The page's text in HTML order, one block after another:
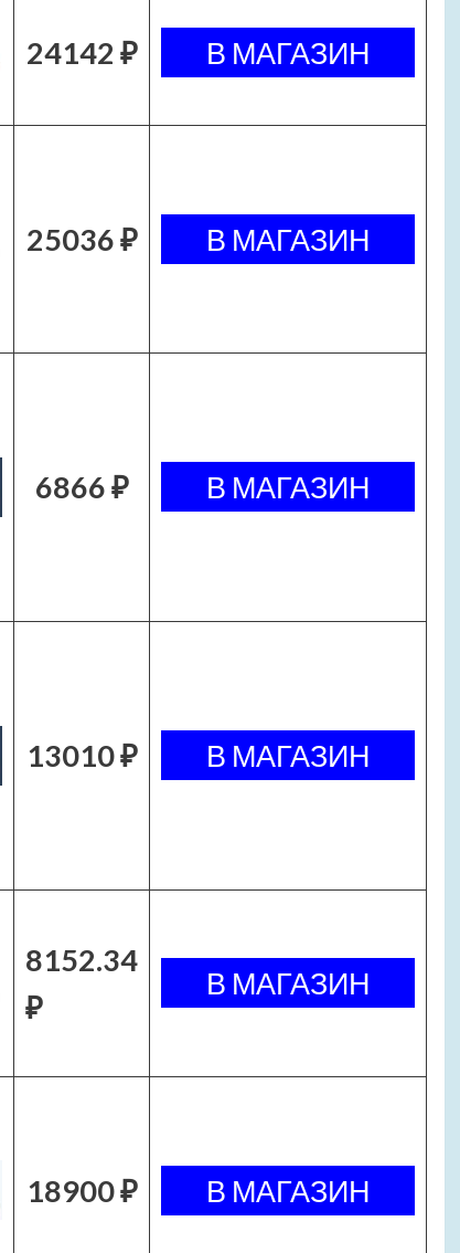
24142 ₽
25036 ₽
6866 ₽
13010 ₽
8152.34
₽
18900 ₽